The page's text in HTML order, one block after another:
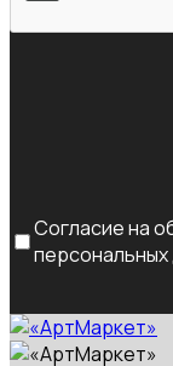
Согласие на
персональных